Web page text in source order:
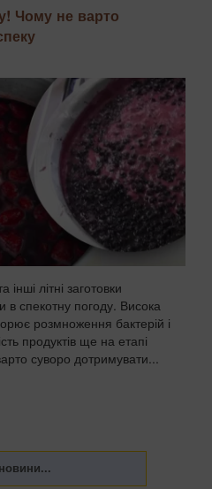
Чому не варто
літні заготовки
в спекотну погоду. Висока
розмноження бактерій і
продуктів ще на етапі
суворо дотримувати...